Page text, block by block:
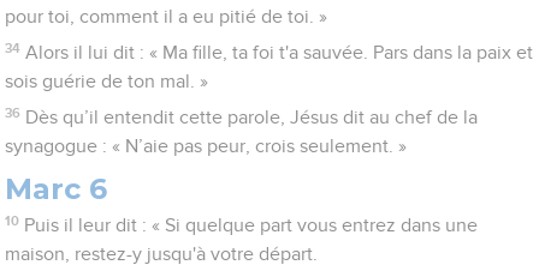
pour toi, comment il a eu pitié de toi. »
34 Alors il lui dit : « Ma fille, ta foi t'a sauvée. Pars dans la paix et
sois guérie de ton mal. »
36 Dès qu’il entendit cette parole, Jésus dit au chef de la
synagogue : « N’aie pas peur, crois seulement. »
Marc 6
10 Puis il leur dit : « Si quelque part vous entrez dans une
maison, restez-y jusqu'à votre départ.